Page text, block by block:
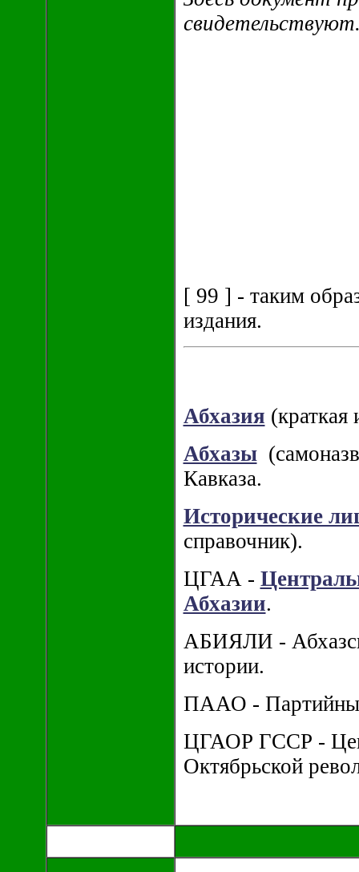
[ 99 ] - таким
издания.
Абхазия (краткая
Абхазы
Кавказа.
Исторические
справочник).
ЦГАА -
Абхазии.
АБИЯЛИ -
истории.
ПААО -
ЦГАОР ГССР -
Октябрьской